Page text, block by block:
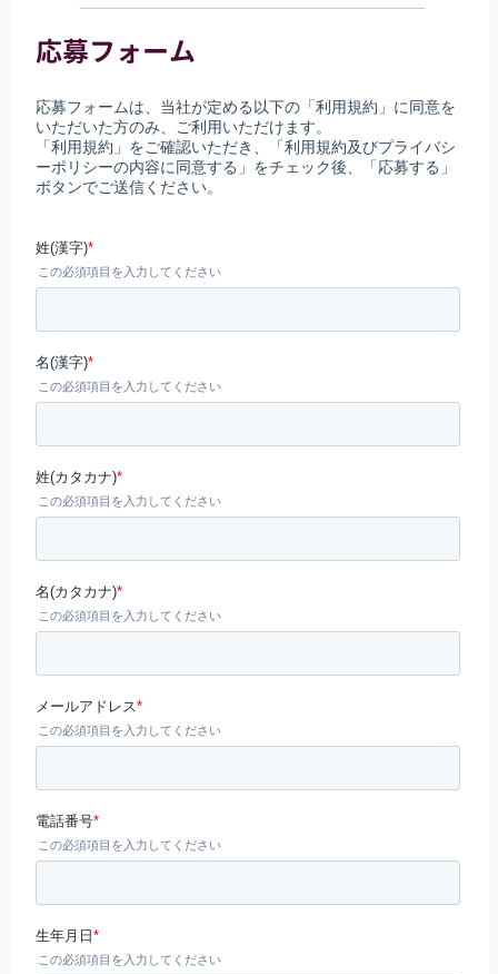
応募フォーム